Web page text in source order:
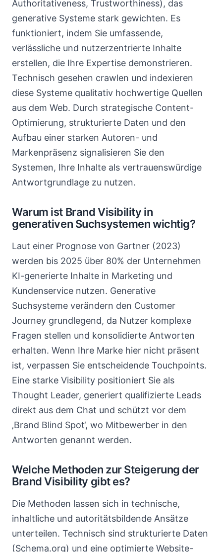
Authoritativeness, Trustworthiness), das
generative Systeme stark gewichten. Es
funktioniert, indem Sie umfassende,
verlässliche und nutzerzentrierte Inhalte
erstellen, die Ihre Expertise demonstrieren.
Technisch gesehen crawlen und indexieren
diese Systeme qualitativ hochwertige Quellen
aus dem Web. Durch strategische Content-
Optimierung, strukturierte Daten und den
Aufbau einer starken Autoren- und
Markenpräsenz signalisieren Sie den
Systemen, Ihre Inhalte als vertrauenswürdige
Antwortgrundlage zu nutzen.
Warum ist Brand Visibility in
generativen Suchsystemen wichtig?
Laut einer Prognose von Gartner (2023)
werden bis 2025 über 80% der Unternehmen
KI-generierte Inhalte in Marketing und
Kundenservice nutzen. Generative
Suchsysteme verändern den Customer
Journey grundlegend, da Nutzer komplexe
Fragen stellen und konsolidierte Antworten
erhalten. Wenn Ihre Marke hier nicht präsent
ist, verpassen Sie entscheidende Touchpoints.
Eine starke Visibility positioniert Sie als
Thought Leader, generiert qualifizierte Leads
direkt aus dem Chat und schützt vor dem
‚Brand Blind Spot‘, wo Mitbewerber in den
Antworten genannt werden.
Welche Methoden zur Steigerung der
Brand Visibility gibt es?
Die Methoden lassen sich in technische,
inhaltliche und autoritätsbildende Ansätze
unterteilen. Technisch sind strukturierte Daten
(Schema.org) und eine optimierte Website-